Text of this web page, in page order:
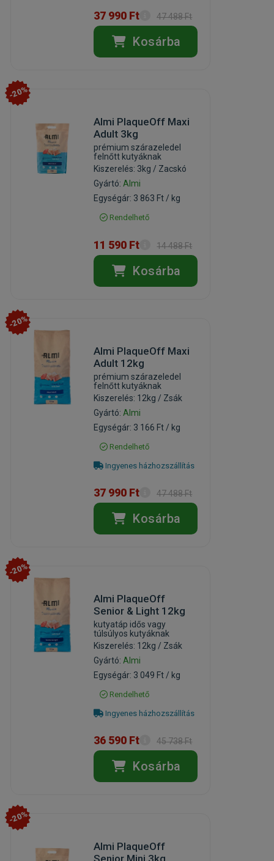
37 990 Ft 47 488 Ft
Kosárba
-20%
Almi PlaqueOff Maxi
Adult 3kg
prémium szárazeledel
felnőtt kutyáknak
Kiszerelés: 3kg / Zacskó
Gyártó: Almi
Egységár: 3 863 Ft / kg
Rendelhető
11 590 Ft 14 488 Ft
Kosárba
-20%
Almi PlaqueOff Maxi
Adult 12kg
prémium szárazeledel
felnőtt kutyáknak
Kiszerelés: 12kg / Zsák
Gyártó: Almi
Egységár: 3 166 Ft / kg
Rendelhető
Ingyenes házhozszállítás
37 990 Ft 47 488 Ft
Kosárba
-20%
Almi PlaqueOff
Senior & Light 12kg
kutyatáp idős vagy
túlsúlyos kutyáknak
Kiszerelés: 12kg / Zsák
Gyártó: Almi
Egységár: 3 049 Ft / kg
Rendelhető
Ingyenes házhozszállítás
36 590 Ft 45 738 Ft
Kosárba
-20%
Almi PlaqueOff
Senior Mini 3kg